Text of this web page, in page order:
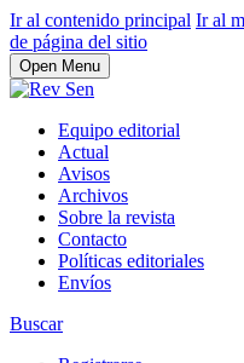
Ir al contenido principal Ir al
de página del sitio
Open Menu
Equipo editorial
Actual
Avisos
Archivos
Sobre la revista
Contacto
Políticas editoriales
Envíos
Buscar